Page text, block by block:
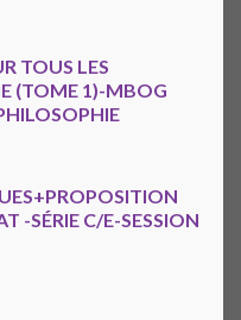
TOUS LES
(TOME 1)-MBOG
-SÉRIE C/E-SESSION